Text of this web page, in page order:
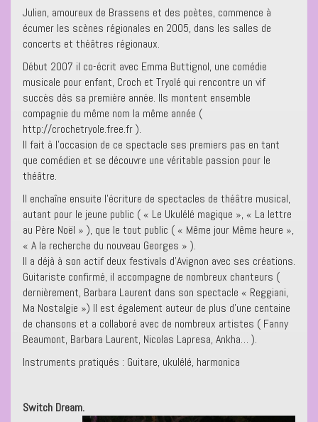
Julien, amoureux de Brassens et des poètes, commence à
écumer les scènes régionales en 2005, dans les salles de
concerts et théâtres régionaux.
Début 2007 il co-écrit avec Emma Buttignol, une comédie
musicale pour enfant, Croch et Tryolé qui rencontre un vif
succès dès sa première année. Ils montent ensemble
compagnie du même nom la même année (
http://crochetryole.free.fr ).
Il fait à l’occasion de ce spectacle ses premiers pas en tant
que comédien et se découvre une véritable passion pour le
théâtre.
Il enchaîne ensuite l’écriture de spectacles de théâtre musical,
autant pour le jeune public ( « Le Ukulélé magique », « La lettre
au Père Noël » ), que le tout public ( « Même jour Même heure »,
« A la recherche du nouveau Georges » ).
Il a déjà à son actif deux festivals d’Avignon avec ses créations.
Guitariste confirmé, il accompagne de nombreux chanteurs (
dernièrement, Barbara Laurent dans son spectacle « Reggiani,
Ma Nostalgie ») Il est également auteur de plus d’une centaine
de chansons et a collaboré avec de nombreux artistes ( Fanny
Beaumont, Barbara Laurent, Nicolas Lapresa, Ankha… ).
Instruments pratiqués : Guitare, ukulélé, harmonica
Switch Dream.